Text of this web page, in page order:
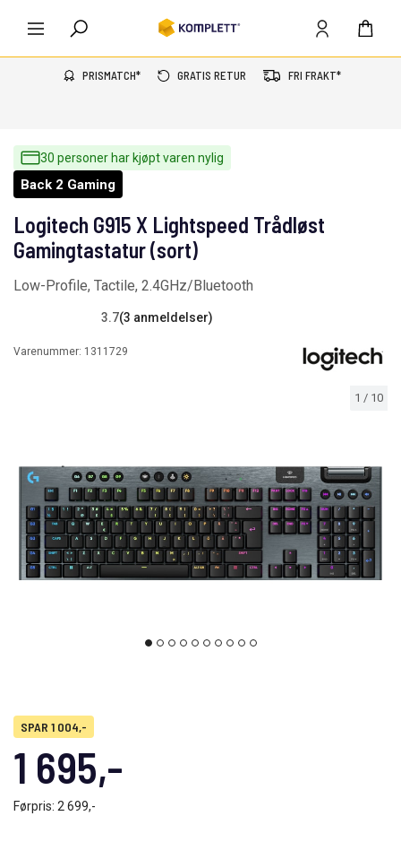
PRISMATCH* GRATIS RETUR FRI FRAKT*
30 personer har kjøpt varen nylig
1 / 10
Back 2 Gaming
Logitech G915 X Lightspeed Trådløst
Gamingtastatur (sort)
Low-Profile, Tactile, 2.4GHz/Bluetooth
3.7(3 anmeldelser)
Varenummer: 1311729
SPAR 1 004,-
1 695,-
Førpris: 2 699,-